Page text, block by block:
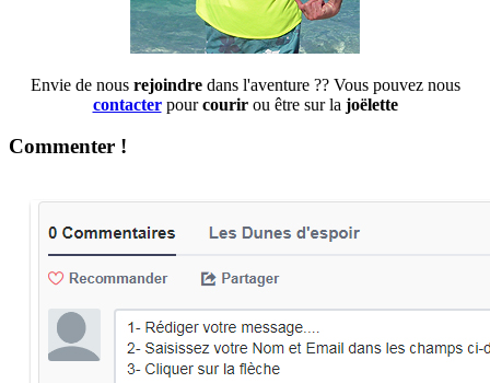
Envie de nous rejoindre dans l'aventure ?? Vous pouvez nous
contacterpourcourir ou être sur la joëlette
Commenter !